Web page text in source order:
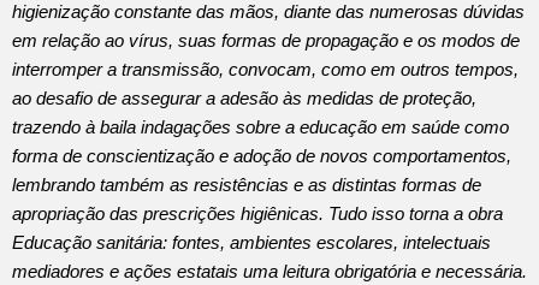
higienização constante das mãos, diante das numerosas dúvidas
em relação ao vírus, suas formas de propagação e os modos de
interromper a transmissão, convocam, como em outros tempos,
ao desafio de assegurar a adesão às medidas de proteção,
trazendo à baila indagações sobre a educação em saúde como
forma de conscientização e adoção de novos comportamentos,
lembrando também as resistências e as distintas formas de
apropriação das prescrições higiênicas. Tudo isso torna a obra
Educação sanitária: fontes, ambientes escolares, intelectuais
mediadores e ações estatais uma leitura obrigatória e necessária.